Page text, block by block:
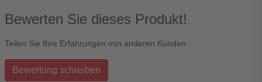
Bewerten Sie dieses Produkt!
Teilen Sie Ihre Erfahrungen min anderen Kunden
Bewertung schreiben